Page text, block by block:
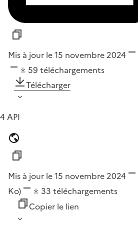
Mis à jour le 15 novembre 2024
59 téléchargements
Télécharger
4 API
Mis à jour le 15 novembre 2024
Ko)
33 téléchargements
Copier le lien